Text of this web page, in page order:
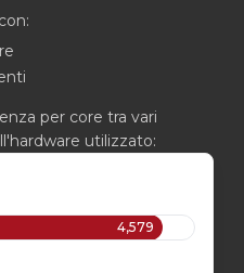
per core tra vari
utilizzato:
4,579